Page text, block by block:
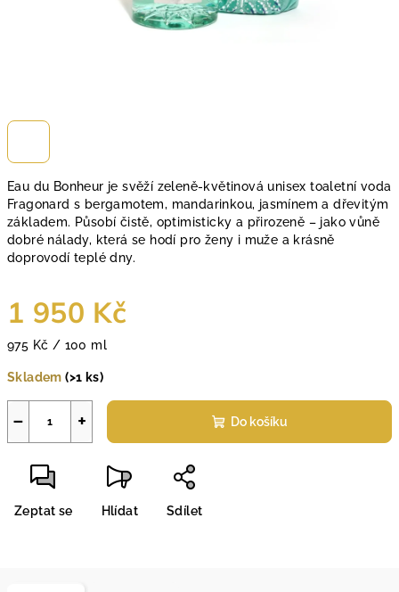
Eau du Bonheur je svěží zeleně-květinová unisex toaletní voda
Fragonard s bergamotem, mandarinkou, jasmínem a dřevitým
základem. Působí čistě, optimisticky a přirozeně – jako vůně
dobré nálady, která se hodí pro ženy i muže a krásně
doprovodí teplé dny.
1 950 Kč
Měrná
975 Kč / 100 ml
Skladem(>1 ks)
+
− Do košíku
Zeptat se Hlídat Sdílet